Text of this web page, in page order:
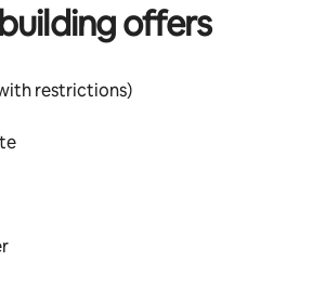
offers
restrictions)